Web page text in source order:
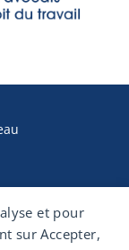
et pour
sur Accepter,